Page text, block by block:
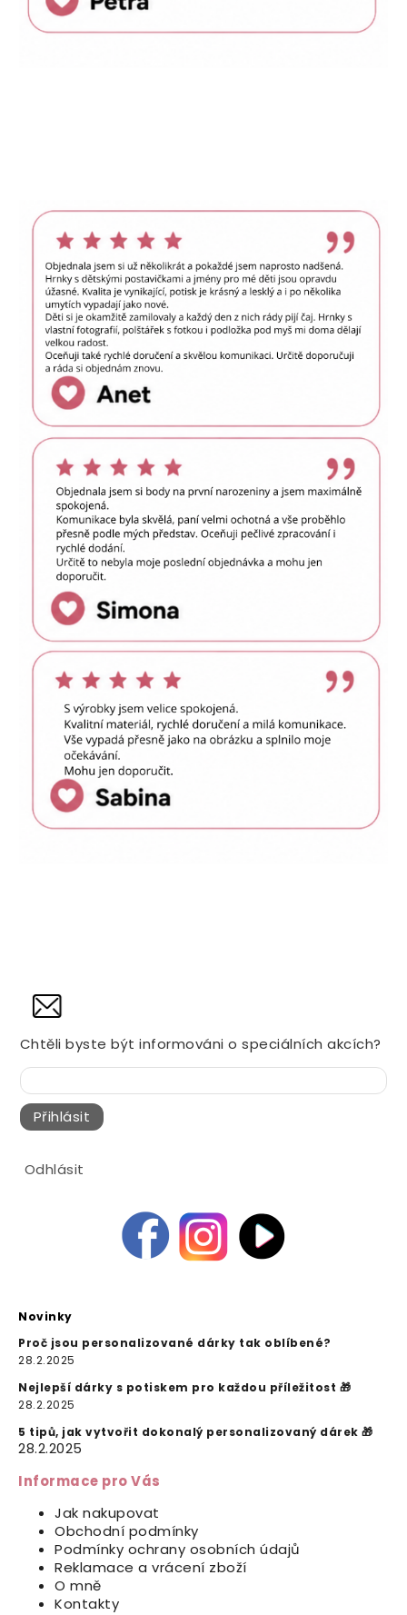
Chtěli byste být informováni o speciálních akcích?
Přihlásit
Odhlásit
Novinky
Proč jsou personalizované dárky tak oblíbené?
28.2.2025
Nejlepší dárky s potiskem pro každou příležitost 🎁
28.2.2025
5 tipů, jak vytvořit dokonalý personalizovaný dárek 🎁
28.2.2025
Informace pro Vás
Jak nakupovat
Obchodní podmínky
Podmínky ochrany osobních údajů
Reklamace a vrácení zboží
O mně
Kontakty